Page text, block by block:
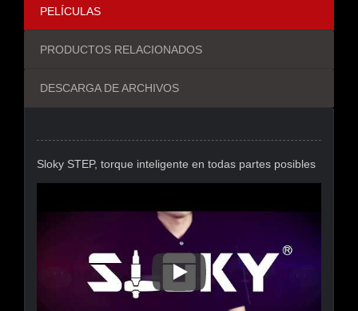
PELÍCULAS
PRODUCTOS RELACIONADOS
DESCARGA DE ARCHIVOS
Sloky STEP, torque inteligente en todas partes posibles
Sloky STEP, Torque